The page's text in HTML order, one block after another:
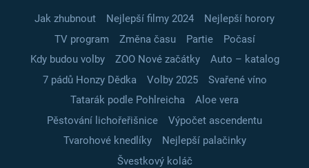
Jak zhubnout Nejlepší filmy 2024
Nejlepší horory
TV program
Změna času Partie
Počasí
Kdy budou volby
ZOO Nové začátky
Auto – katalog
7 pádů Honzy Dědka
Volby 2025
Svařené víno
Tatarák podle Pohlreicha
Aloe vera
Pěstování lichořeřišnice
Výpočet ascendentu
Tvarohové knedlíky
Nejlepší palačinky
Švestkový koláč